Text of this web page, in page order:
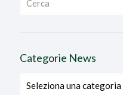
Categorie News
News